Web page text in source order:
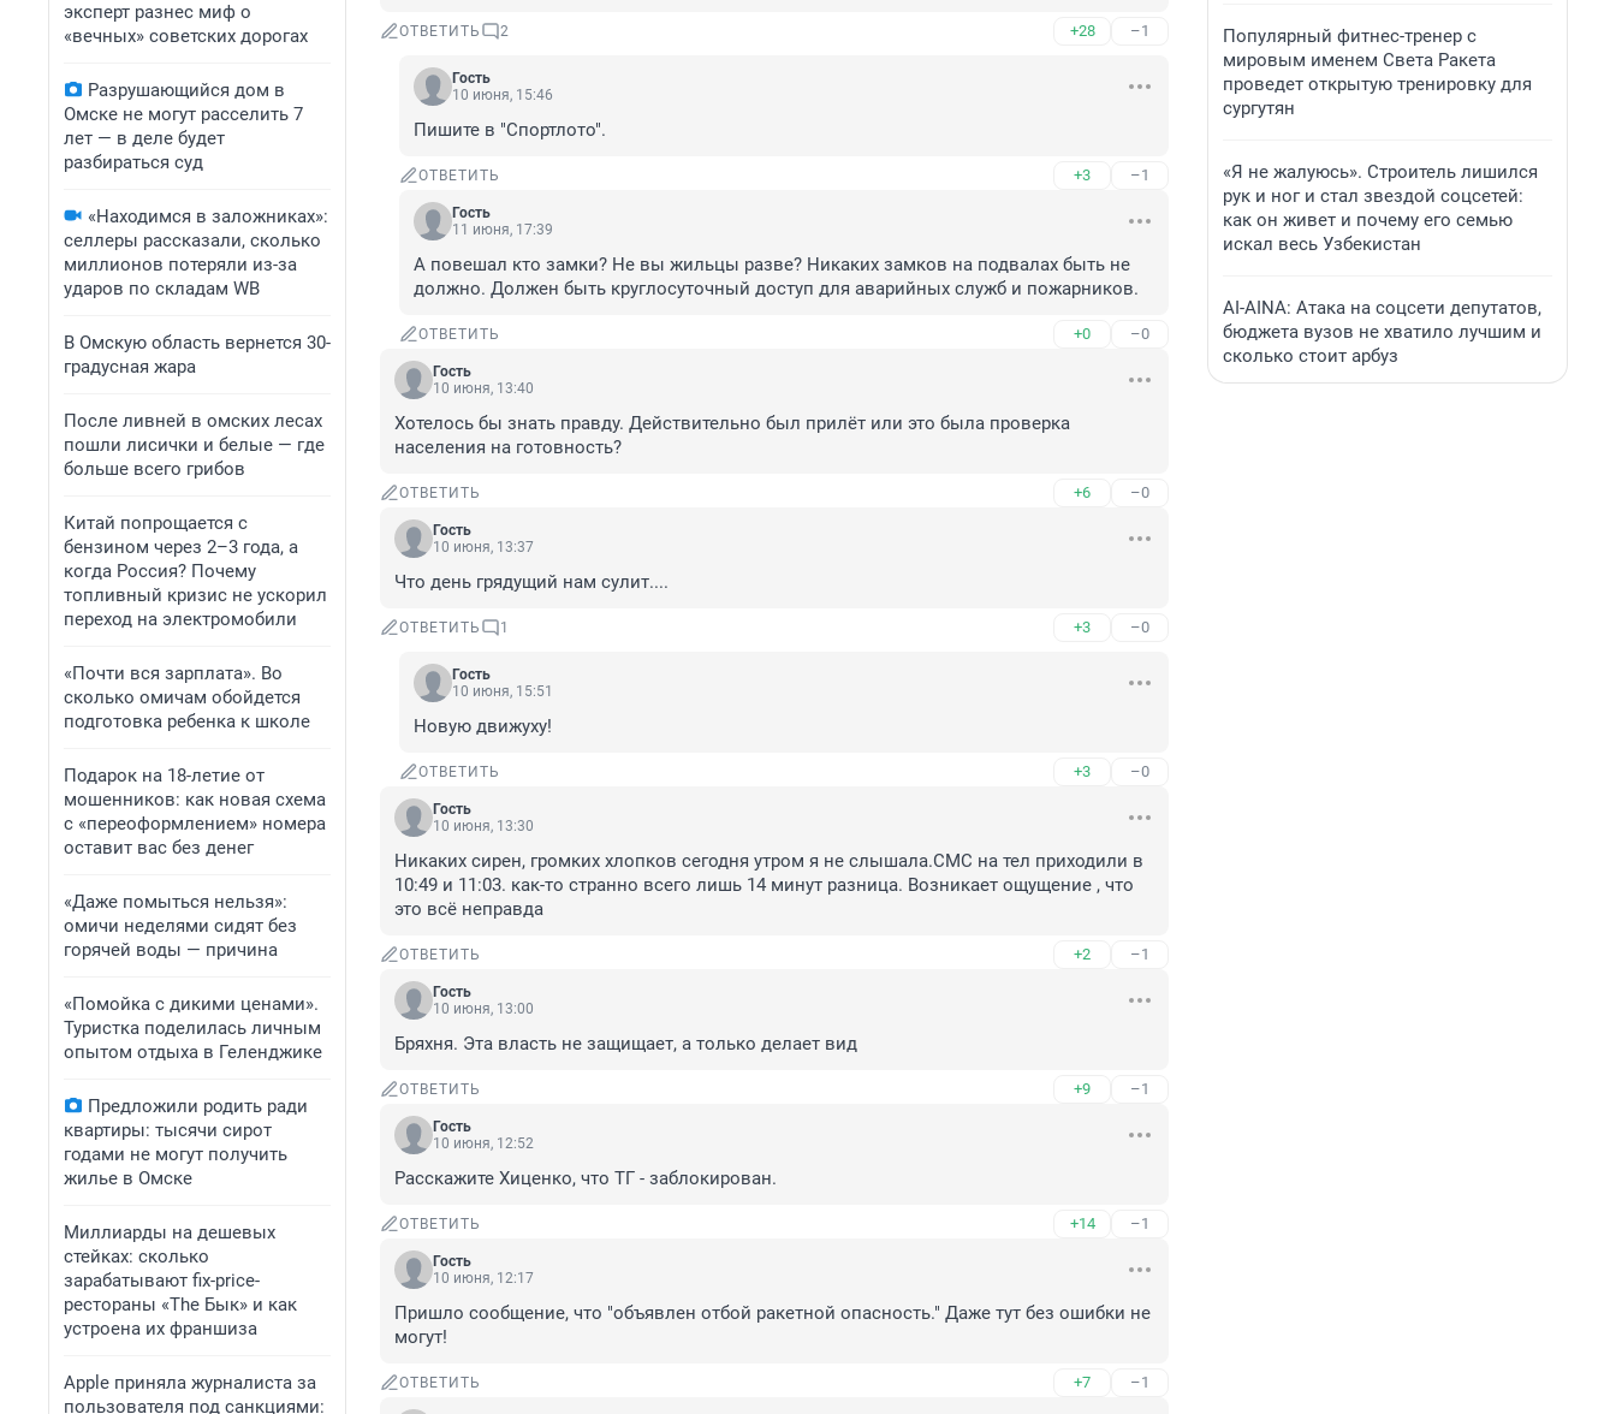
эксперт разнес миф о
«вечных» советских дорогах
Разрушающийся дом в
Омске не могут расселить 7
лет — в деле будет
разбираться суд
«Находимся в заложниках»:
селлеры рассказали, сколько
миллионов потеряли из-за
ударов по складам WB
В Омскую область вернется 30-
градусная жара
После ливней в омских лесах
пошли лисички и белые — где
больше всего грибов
Китай попрощается с
бензином через 2–3 года, а
когда Россия? Почему
топливный кризис не ускорил
переход на электромобили
«Почти вся зарплата». Во
сколько омичам обойдется
подготовка ребенка к школе
Подарок на 18-летие от
мошенников: как новая схема
с «переоформлением» номера
оставит вас без денег
«Даже помыться нельзя»:
омичи неделями сидят без
горячей воды — причина
«Помойка с дикими ценами».
Туристка поделилась личным
опытом отдыха в Геленджике
Предложили родить ради
квартиры: тысячи сирот
годами не могут получить
жилье в Омске
Миллиарды на дешевых
стейках: сколько
зарабатывают fix-price-
рестораны «The Бык» и как
устроена их франшиза
Apple приняла журналиста за
пользователя под санкциями:
ОТВЕТИТЬ 2 +28 –1
Гость
10 июня, 15:46
Пишите в "Спортлото".
ОТВЕТИТЬ +3 –1
Гость
11 июня, 17:39
А повешал кто замки? Не вы жильцы разве? Никаких замков на подвалах быть не
должно. Должен быть круглосуточный доступ для аварийных служб и пожарников.
ОТВЕТИТЬ +0 –0
Гость
10 июня, 13:40
Хотелось бы знать правду. Действительно был прилёт или это была проверка
населения на готовность?
ОТВЕТИТЬ +6 –0
Гость
10 июня, 13:37
Что день грядущий нам сулит....
ОТВЕТИТЬ 1 +3 –0
Гость
10 июня, 15:51
Новую движуху!
ОТВЕТИТЬ +3 –0
Гость
10 июня, 13:30
Никаких сирен, громких хлопков сегодня утром я не слышала.СМС на тел приходили в
10:49 и 11:03. как-то странно всего лишь 14 минут разница. Возникает ощущение , что
это всё неправда
ОТВЕТИТЬ +2 –1
Гость
10 июня, 13:00
Бряхня. Эта власть не защищает, а только делает вид
ОТВЕТИТЬ +9 –1
Гость
10 июня, 12:52
Расскажите Хиценко, что ТГ - заблокирован.
ОТВЕТИТЬ +14 –1
Гость
10 июня, 12:17
Пришло сообщение, что "объявлен отбой ракетной опасность." Даже тут без ошибки не
могут!
ОТВЕТИТЬ +7 –1
Популярный фитнес-тренер с
мировым именем Света Ракета
проведет открытую тренировку для
сургутян
«Я не жалуюсь». Строитель лишился
рук и ног и стал звездой соцсетей:
как он живет и почему его семью
искал весь Узбекистан
AI-AINA: Атака на соцсети депутатов,
бюджета вузов не хватило лучшим и
сколько стоит арбуз